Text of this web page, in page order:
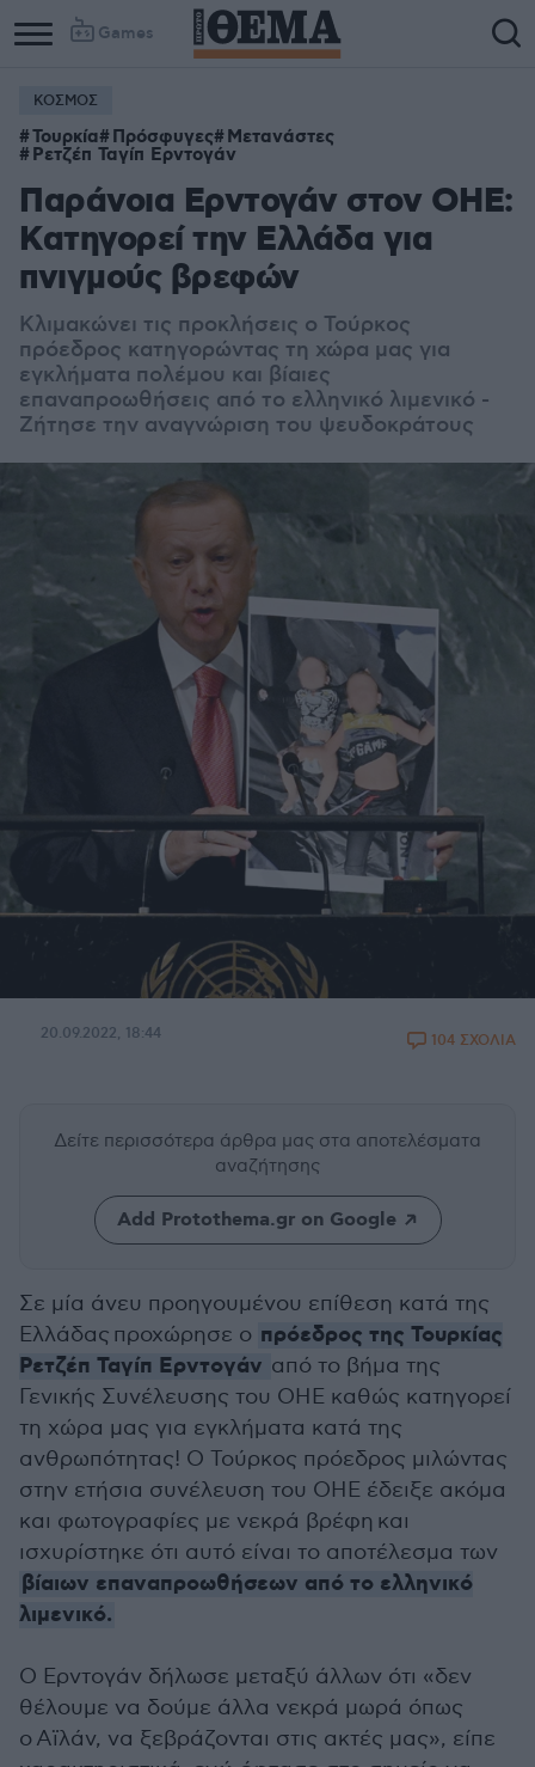
Games
ΚΟΣΜΟΣ
Τουρκία Πρόσφυγες Μετανάστες
Ρετζέπ Ταγίπ Ερντογάν
Παράνοια Ερντογάν στον ΟΗΕ:
Kατηγορεί την Ελλάδα για
πνιγμούς βρεφών
Κλιμακώνει τις προκλήσεις ο Τούρκος
πρόεδρος κατηγορώντας τη χώρα μας για
εγκλήματα πολέμου και βίαιες
επαναπροωθήσεις από το ελληνικό λιμενικό -
Ζήτησε την αναγνώριση του ψευδοκράτους
20.09.2022, 18:44 104 ΣΧΟΛΙΑ
Δείτε περισσότερα άρθρα μας στα αποτελέσματα
αναζήτησης
Add Protothema.gr on Google
Σε μία άνευ προηγουμένου επίθεση κατά της
Ελλάδας προχώρησε ο πρόεδρος της Τουρκίας
Ρετζέπ Ταγίπ Ερντογάν από το βήμα της
Γενικής Συνέλευσης του ΟΗΕ καθώς κατηγορεί
τη χώρα μας για εγκλήματα κατά της
ανθρωπότητας! Ο Τούρκος πρόεδρος μιλώντας
στην ετήσια συνέλευση του ΟΗΕ έδειξε ακόμα
και φωτογραφίες με νεκρά βρέφη και
ισχυρίστηκε ότι αυτό είναι το αποτέλεσμα των
βίαιων επαναπροωθήσεων από το ελληνικό
λιμενικό.
Ο Ερντογάν δήλωσε μεταξύ άλλων ότι «δεν
θέλουμε να δούμε άλλα νεκρά μωρά όπως
ο Αϊλάν, να ξεβράζονται στις ακτές μας», είπε